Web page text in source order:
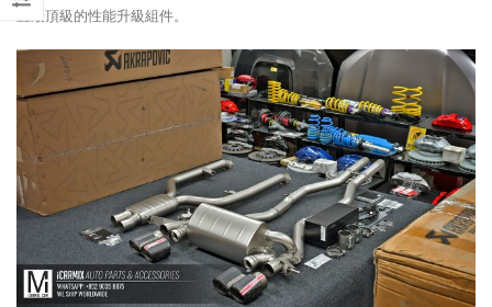
置最頂級的性能升級組件。